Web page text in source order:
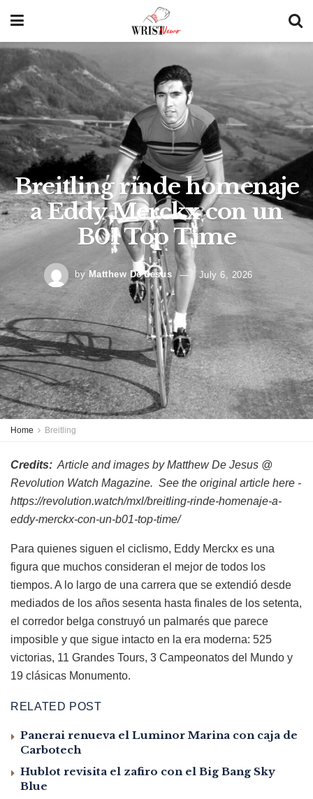
Breitling rinde homenaje
a Eddy Merckx con un
B01 Top Time
by Matthew De Jesus July 6, 2026
Home Breitling
Credits: Article and images by Matthew De Jesus @
Revolution Watch Magazine. See the original article here -
https://revolution.watch/mxl/breitling-rinde-homenaje-a-
eddy-merckx-con-un-b01-top-time/
Para quienes siguen el ciclismo, Eddy Merckx es una
figura que muchos consideran el mejor de todos los
tiempos. A lo largo de una carrera que se extendió desde
mediados de los años sesenta hasta finales de los setenta,
el corredor belga construyó un palmarés que parece
imposible y que sigue intacto en la era moderna: 525
victorias, 11 Grandes Tours, 3 Campeonatos del Mundo y
19 clásicas Monumento.
RELATED POST
Panerai renueva el Luminor Marina con caja de
Carbotech
Hublot revisita el zafiro con el Big Bang Sky
Blue